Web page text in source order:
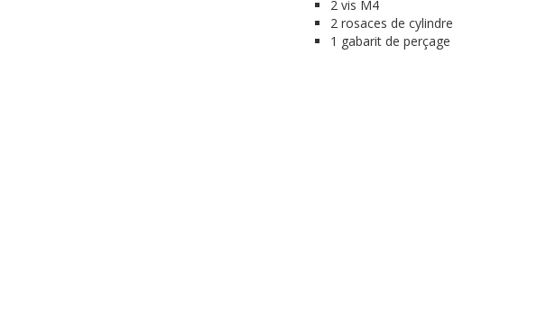
2 vis M4
2 rosaces de cylindre
1 gabarit de perçage